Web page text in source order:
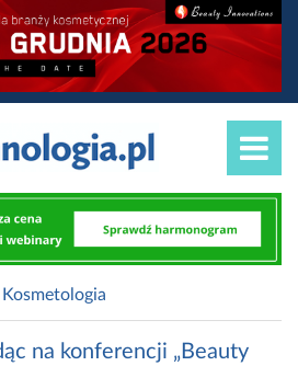
Kosmetologia
na konferencji „Beauty